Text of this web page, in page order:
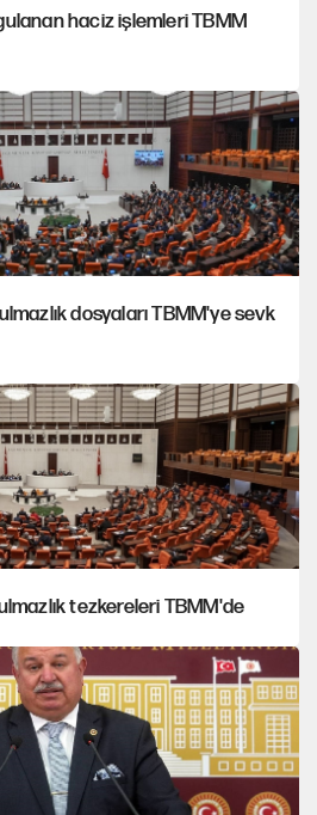
haciz işlemleri TBMM
dosyaları TBMM'ye sevk
tezkereleri TBMM'de